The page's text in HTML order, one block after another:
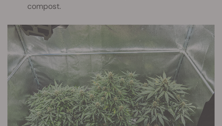
compost.